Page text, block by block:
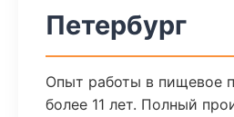
Петербург
Опыт работы в пищевое
более 11 лет. Полный